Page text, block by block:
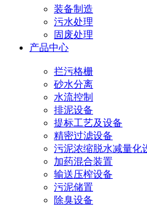
装备制造
污水处理
固废处理
产品中心
拦污格栅
砂水分离
水流控制
排泥设备
提标工艺及设备
精密过滤设备
污泥浓缩脱水减量化
加药混合装置
输送压榨设备
污泥储置
除臭设备